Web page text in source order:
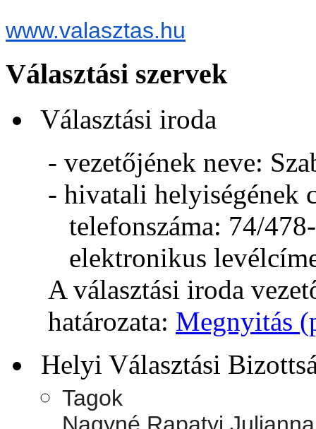
www.valasztas.hu
Választási szervek
Választási iroda
- vezetőjének neve:
- hivatali helyiségének
telefonszáma: 74/
elektronikus
A választási iroda
határozata: Megnyitás
Helyi Választási
Tagok